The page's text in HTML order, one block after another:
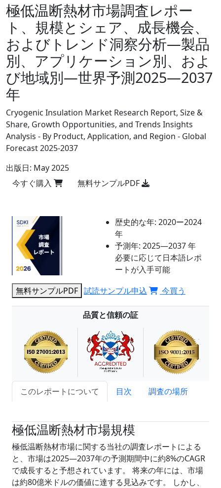
極低温断熱材市場調査レポー
ト、規模とシェア、成長機会、
およびトレンド洞察分析―製品
別、アプリケーション別、およ
び地域別―世界予測2025―2037
年
Cryogenic Insulation Market Research Report, Size &
Share, Growth Opportunities, and Trends Insights
Analysis - By Product, Application, and Region - Global
Forecast 2025-2037
出版日: May 2025
今すぐ購入
無料サンプルPDF
歴史的な年: 2020ー2024
年
予測年: 2025―2037 年
必要に応じて日本語レポ
ートが入手可能
無料サンプルPDF 試読サンプル申込 今買う
品質と信頼の証
このレポートについて 目次
調査の場所
極低温断熱材市場規模
極低温断熱材市場に関する当社の調査レポートによる
と、市場は2025―2037年の予測期間中に約8%のCAGR
で成長すると予想されています。 将来の年には、市場
は約80億米ドルの価値に達する見込みです。 しかし、